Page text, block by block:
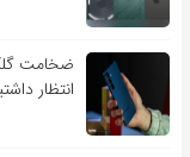
انتظار